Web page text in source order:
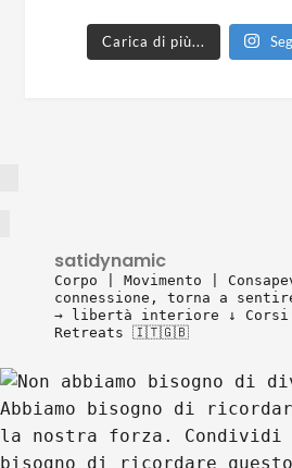
Carica di più...
satidynamic
Corpo | Movimento |
connessione, torna a
→ libertà interiore ↓
Retreats 🇮🇹🇬🇧